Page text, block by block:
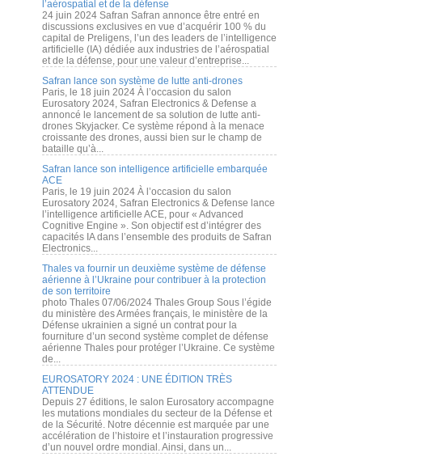
l’aérospatial et de la défense
24 juin 2024 Safran Safran annonce être entré en
discussions exclusives en vue d’acquérir 100 % du
capital de Preligens, l’un des leaders de l’intelligence
artificielle (IA) dédiée aux industries de l’aérospatial
et de la défense, pour une valeur d’entreprise...
Safran lance son système de lutte anti-drones
Paris, le 18 juin 2024 À l’occasion du salon
Eurosatory 2024, Safran Electronics & Defense a
annoncé le lancement de sa solution de lutte anti-
drones Skyjacker. Ce système répond à la menace
croissante des drones, aussi bien sur le champ de
bataille qu’à...
Safran lance son intelligence artificielle embarquée
ACE
Paris, le 19 juin 2024 À l’occasion du salon
Eurosatory 2024, Safran Electronics & Defense lance
l’intelligence artificielle ACE, pour « Advanced
Cognitive Engine ». Son objectif est d’intégrer des
capacités IA dans l’ensemble des produits de Safran
Electronics...
Thales va fournir un deuxième système de défense
aérienne à l’Ukraine pour contribuer à la protection
de son territoire
photo Thales 07/06/2024 Thales Group Sous l’égide
du ministère des Armées français, le ministère de la
Défense ukrainien a signé un contrat pour la
fourniture d’un second système complet de défense
aérienne Thales pour protéger l’Ukraine. Ce système
de...
EUROSATORY 2024 : UNE ÉDITION TRÈS
ATTENDUE
Depuis 27 éditions, le salon Eurosatory accompagne
les mutations mondiales du secteur de la Défense et
de la Sécurité. Notre décennie est marquée par une
accélération de l’histoire et l’instauration progressive
d’un nouvel ordre mondial. Ainsi, dans un...